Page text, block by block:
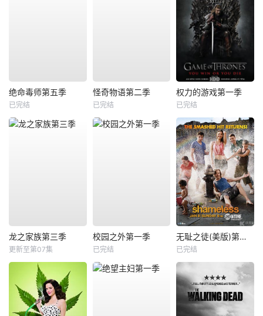
绝命毒师第五季
已完结
怪奇物语第二季
已完结
权力的游戏第一季
已完结
龙之家族第三季
更新至第07集
校园之外第一季
已完结
无耻之徒(美版)第二季
已完结